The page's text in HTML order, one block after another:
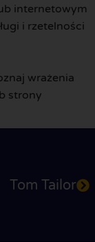
internetowym
i rzetelności
wrażenia
strony
Tom Tailor